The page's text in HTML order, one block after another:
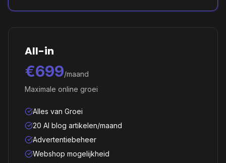
All-in
€699/maand
Maximale online groei
Alles van Groei
20 AI blog artikelen/maand
Advertentiebeheer
Webshop mogelijkheid